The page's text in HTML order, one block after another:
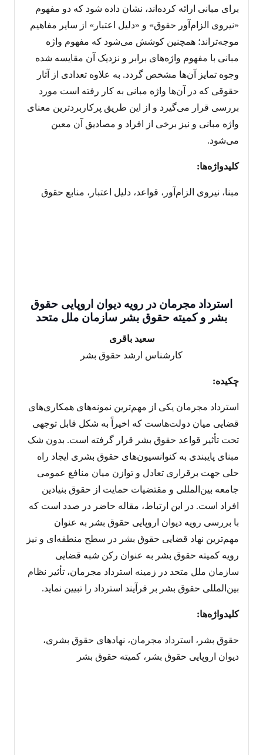
برای مبانی ارائه کرده‌اند، نشان داده شود که دو مفهوم
«نیروی الزام‌آور حقوق» و «دلیل اعتبار» از سایر مفاهیم
موجه‌تر‌اند؛ همچنین کوشش می‌شود که مفهوم واژه
مبانی با مفهوم واژه‌های برابر و نزدیک آن مقایسه شده
وجوه تمایز آن‌ها مشخص گردد. به علاوه تعدادی از آثار
حقوقی که در آن‌ها واژه مبانی به کار رفته است مورد
بررسی قرار می‌گیرد و از این طریق پرکاربردترین معنای
واژه مبانی و نیز برخی از افراد و مصادیق آن معین
می‌شود.
کلیدواژه‌ها:
مبنا، نیروی الزام‌آور، قواعد، دلیل اعتبار، منابع حقوق
استرداد مجرمان در رویه دیوان اروپایی حقوق
بشر و کمیته حقوق بشر سازمان ملل متحد
سعید باقری
کارشناس ارشد حقوق بشر
چکیده:
استرداد مجرمان یکی از مهم‌ترین نمونه‌های همکاری‌های
قضایی میان دولت‌هاست که اخیراً به شکل قابل توجهی
تحت تأثیر قواعد حقوق بشر قرار گرفته است. بدون شک
مبنای پایبندی به کنوانسیون‌های حقوق بشری ایجاد راه
حلی جهت برقراری تعادل و توازن میان منافع عمومی
جامعه بین‌المللی و مقتضیات حمایت از حقوق بنیادین
افراد است. در این ارتباط، مقاله حاضر در صدد است که
با بررسی رویه دیوان اروپایی حقوق بشر به عنوان
مهم‌ترین نهاد قضایی حقوق بشر در سطح منطقه‌ای و نیز
رویه کمیته حقوق بشر به عنوان رکن شبه قضایی
سازمان ملل متحد در زمینه استرداد مجرمان، تأثیر نظام
بین‌المللی حقوق بشر بر فرآیند استرداد را تبیین نماید.
کلیدواژه‌ها:
حقوق بشر، استرداد مجرمان، نهادهای حقوق بشری،
دیوان اروپایی حقوق بشر، کمیته حقوق بشر